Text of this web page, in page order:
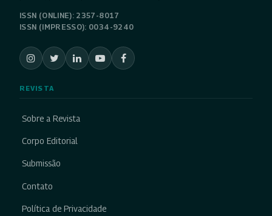
ISSN (ONLINE): 2357-8017
ISSN (IMPRESSO): 0034-9240
REVISTA
Sobre a Revista
Corpo Editorial
Submissão
Contato
Política de Privacidade